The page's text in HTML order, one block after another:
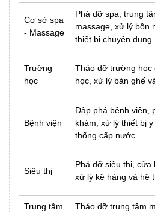
Cơ sở spa
- Massage
Phá dỡ spa, trung
massage, xử lý bồn
thiết bị chuyên dụng.
Trường
học
Tháo dỡ trường học
học, xử lý bàn ghế
Bệnh viện
Đập phá bệnh viện,
khám, xử lý thiết bị
thống cấp nước.
Siêu thị
Phá dỡ siêu thị, cửa
xử lý kệ hàng và hệ
Trung tâm
Tháo dỡ trung tâm